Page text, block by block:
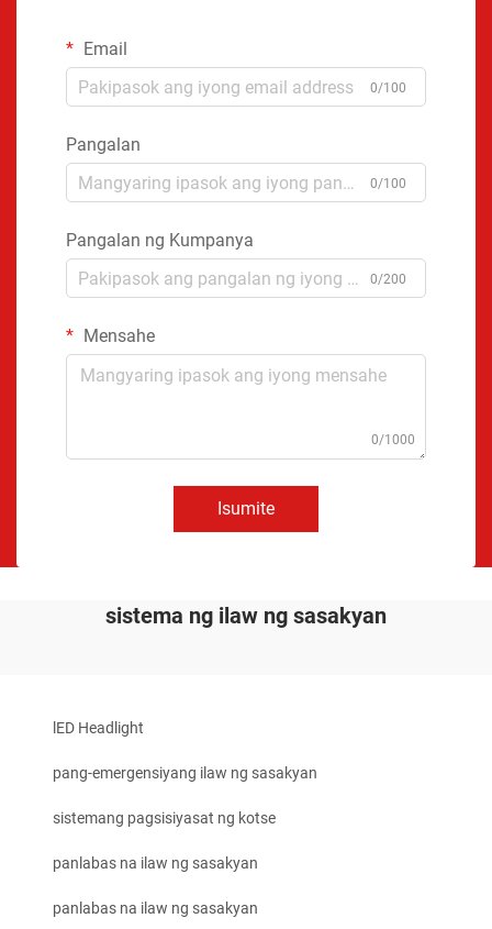
Email
0/100
Pangalan
0/100
Pangalan ng Kumpanya
0/200
Mensahe
0/1000
Isumite
sistema ng ilaw ng sasakyan
lED Headlight
pang-emergensiyang ilaw ng sasakyan
sistemang pagsisiyasat ng kotse
panlabas na ilaw ng sasakyan
panlabas na ilaw ng sasakyan